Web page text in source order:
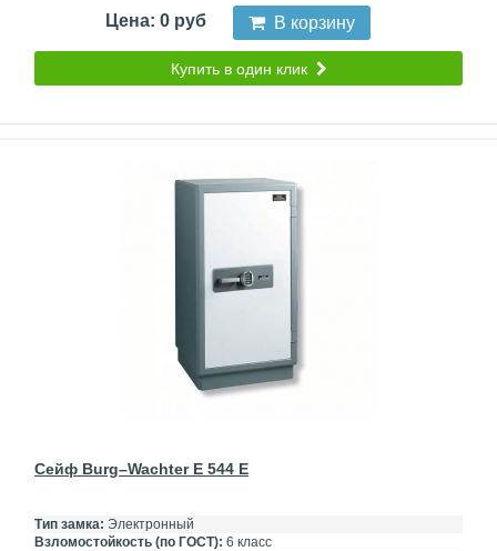
Цена: 0 руб В корзину
Купить в один клик
Сейф Burg–Wachter E 544 E
Тип замка: Электронный
Взломостойкость (по ГОСТ): 6 класс